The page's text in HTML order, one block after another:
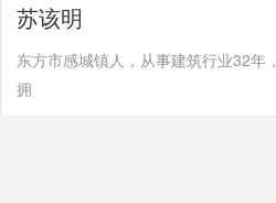
苏该明
东方市感城镇人，从事建筑行业32年，
拥